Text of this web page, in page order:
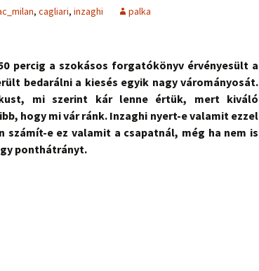
, cagliari, inzaghi palka
percig a szokásos forgatókönyv érvényesült a
bedarálni a kiesés egyik nagy várományosát.
mi szerint kár lenne értük, mert kiváló
hogy mi vár ránk. Inzaghi nyert-e valamit ezzel
számít-e ez valamit a csapatnál, még ha nem is
ponthátrányt.